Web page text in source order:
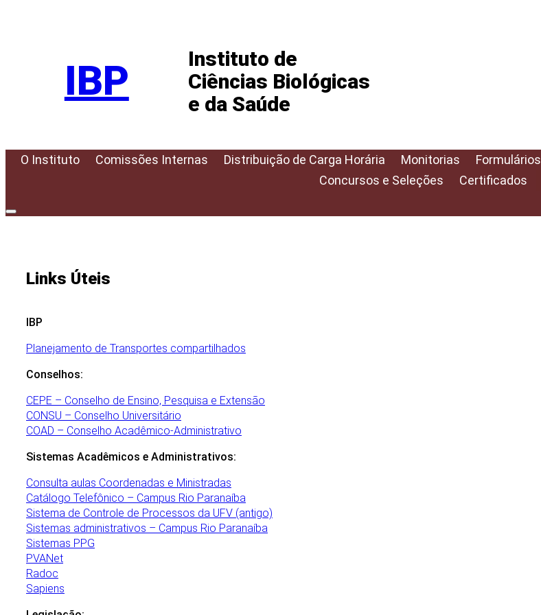
IBP
Instituto de
Ciências Biológicas
e da Saúde
O Instituto Comissões Internas Distribuição de Carga Horária Monitorias Formulários
Concursos e Seleções
Certificados
Links Úteis
IBP
Planejamento de Transportes compartilhados
Conselhos:
CEPE – Conselho de Ensino, Pesquisa e Extensão
CONSU – Conselho Universitário
COAD – Conselho Acadêmico-Administrativo
Sistemas Acadêmicos e Administrativos:
Consulta aulas Coordenadas e Ministradas
Catálogo Telefônico – Campus Rio Paranaíba
Sistema de Controle de Processos da UFV (antigo)
Sistemas administrativos – Campus Rio Paranaíba
Sistemas PPG
PVANet
Radoc
Sapiens